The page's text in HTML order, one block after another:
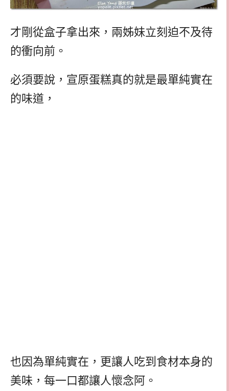
才剛從盒子拿出來，兩姊妹立刻迫不及待
的衝向前。
必須要說，宣原蛋糕真的就是最單純實在
的味道，
也因為單純實在，更讓人吃到食材本身的
美味，每一口都讓人懷念阿。